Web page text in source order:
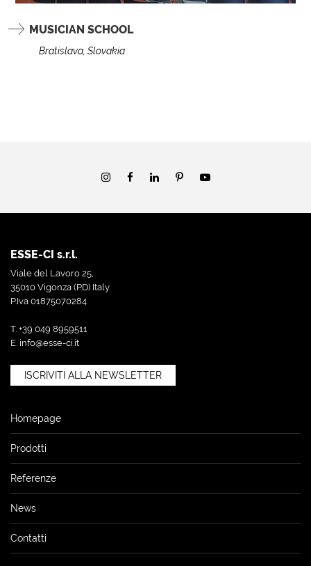
MUSICIAN SCHOOL
Bratislava, Slovakia
ESSE-CI s.r.l.
Viale del Lavoro 25,
35010 Vigonza (PD) Italy
P.Iva 01875070284
T. +39 049 8959511
E. info@esse-ci.it
ISCRIVITI ALLA NEWSLETTER
Homepage
Prodotti
Referenze
News
Contatti